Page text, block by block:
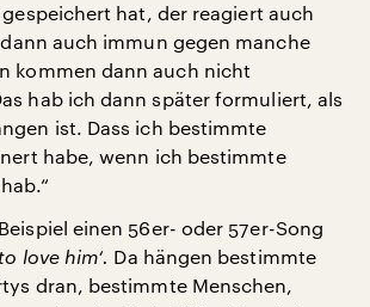
hat, der reagiert auch
auch immun gegen manche
kommen dann auch nicht
hab ich dann später formuliert, als
ist. Dass ich bestimmte
habe, wenn ich bestimmte
einen 56er- oder 57er-Song
love him‘. Da hängen bestimmte
dran, bestimmte Menschen,